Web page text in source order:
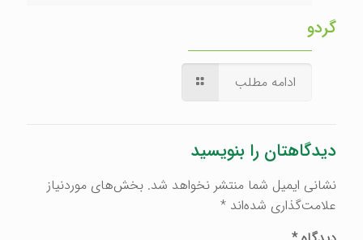
گردو
ادامه مطلب
دیدگاهتان را بنویسید
نشانی ایمیل شما منتشر نخواهد شد. بخش‌های موردنیاز
علامت‌گذاری شده‌اند *